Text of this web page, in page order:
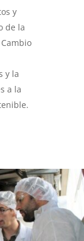
y
de la
y la
a la